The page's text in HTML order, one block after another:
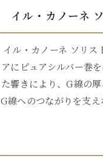
イル・カノーネ
イル・カノーネ ソリ
アにピュアシルバー巻
た響きにより、G線の
G線へのつながりを支